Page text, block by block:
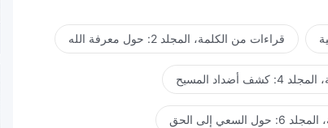
قراءات من الكلمة، المجلد 2: حول معرفة الله
أضداد المسيح
إلى الحق